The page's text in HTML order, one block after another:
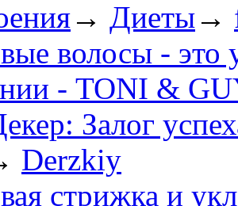
→ Диеты→
волосы -
- TONI &
Залог
Derzkiy
стрижка и